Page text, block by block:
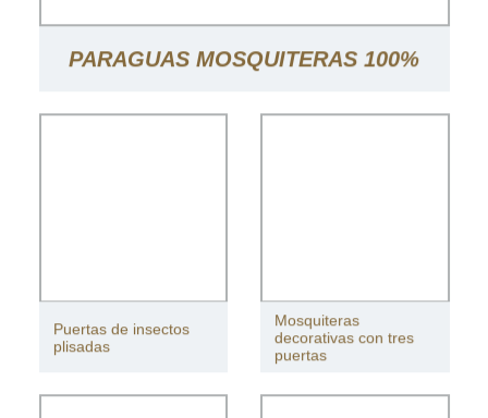
PARAGUAS MOSQUITERAS 100%
Puertas de insectos
plisadas
Mosquiteras
decorativas con tres
puertas